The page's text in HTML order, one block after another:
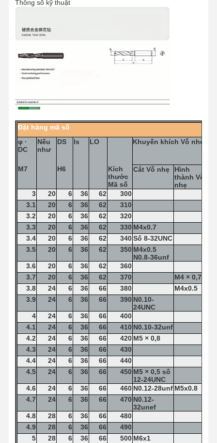
Nhà Sản Phẩm
Về Chúng
Tôi
Chuyến
Nhà Máy
Kiểm Soát
Chất Lượng
Liên Hệ Với
Chúng Tôi
Tin Tức
Hợp
Thông số kỹ thuật
Đặt hàng mã số
φ ·
DC
Nếu
như
DS ls LO Khuyến khích Vỗ nhẹ
M7 H6
Kích
thước
Mã số
Cắt Vỗ nhẹ
Hình
thành Vỗ
nhẹ
3
20 6 36 62
300
3.1
20 6 36 62
310
3.2
20 6 36 62
320
3.3
20 6 36 62 330 M4x0.7
3.4
20 6 36 62 340Số 8-32UNC
3.5
20 6 36 62 350 M4x0.5
N0.8-36unf
3.6
20 6 36 62
360
3.7
20 6 36 62 370
M4 × 0,7
3.8
24 6 36 66 380
M4x0.5
3.9
24 6 36 66 390 N0.10-
24UNC
4
24 6 36 66
400
4.1
24 6 36 66 410 N0.10-32unf
4.2
24 6 36 66 420 M5 × 0,8
4.3
24 6 36 66
430
4.4
24 6 36 66
440
4.5
24 6 36 66 450 M5 × 0,5 số
12-24UNC
4.6
24 6 36 66 460 N0.12-28unf M5x0.8
4.7
24 6 36 66 470 N0.12-
32unef
4.8
28 6 36 66
480
4.9
28 6 36 66
490
5
28 6 36 66 500 M6x1